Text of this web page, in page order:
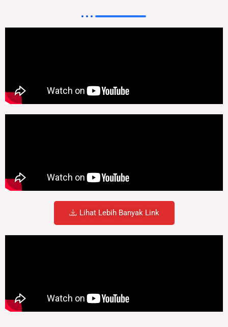
Lihat Lebih Banyak Link